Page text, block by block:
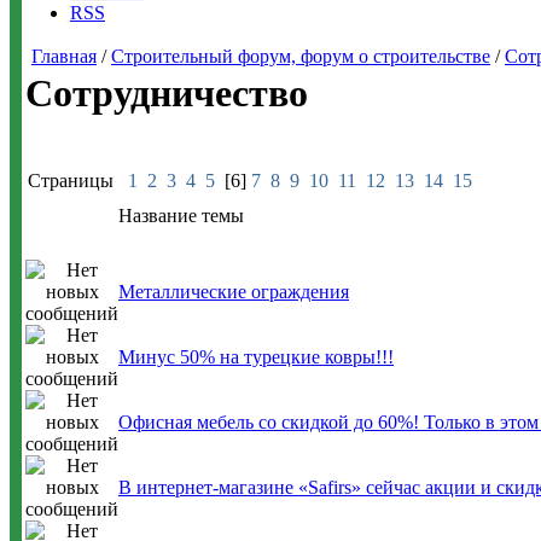
RSS
Главная /Строительный форум, форум о строительстве /
Сотрудничество
Страницы 1 2 3 4 5 [6] 7 8 9 10 11 12 13 14 15
Название темы
Металлические ограждения
Минус 50% на турецкие ковры!!!
Офисная мебель со скидкой до 60%! Только в этом
В интернет-магазине «Safirs» сейчас акции и